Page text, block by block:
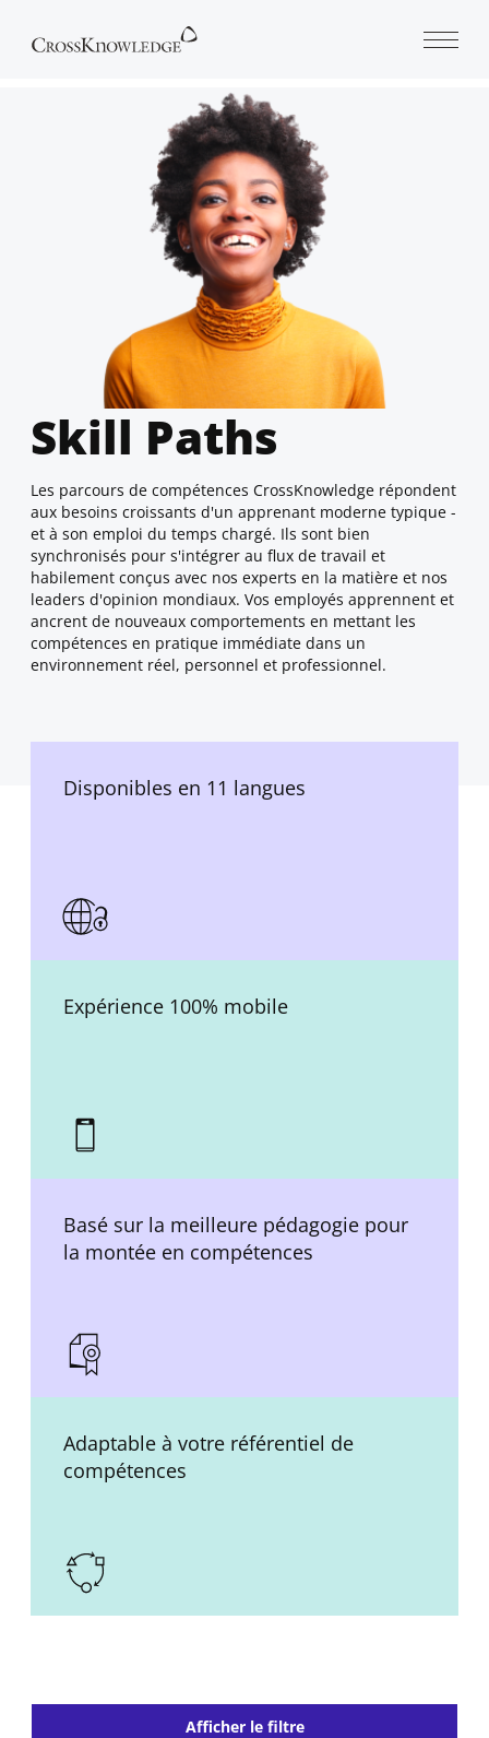
Skill Paths
Les parcours de compétences CrossKnowledge répondent
aux besoins croissants d'un apprenant moderne typique -
et à son emploi du temps chargé. Ils sont bien
synchronisés pour s'intégrer au flux de travail et
habilement conçus avec nos experts en la matière et nos
leaders d'opinion mondiaux. Vos employés apprennent et
ancrent de nouveaux comportements en mettant les
compétences en pratique immédiate dans un
environnement réel, personnel et professionnel.
Disponibles en 11 langues
Expérience 100% mobile
Basé sur la meilleure pédagogie pour
la montée en compétences
Adaptable à votre référentiel de
compétences
Afficher le filtre